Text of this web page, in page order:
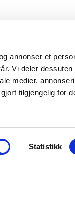
annonser et
Vi deler
medier,
tilgjengelig for
Statistikk
OSS